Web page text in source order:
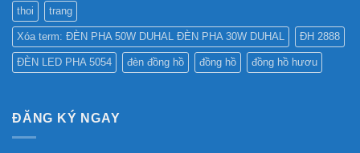
thoi trang
Xóa term: ĐÈN PHA 50W DUHAL ĐÈN PHA 30W DUHAL ĐH 2888
ĐÈN LED PHA 5054 đèn đồng hồ đồng hồ đồng hồ hươu
ĐĂNG KÝ NGAY